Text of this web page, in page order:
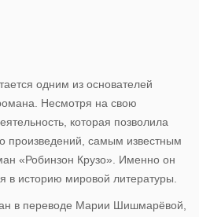
одним из основателей
Несмотря на свою
которая позволила
произведений, самым известным
«Робинзон Крузо». Именно он
в историю мировой литературы.
в переводе Марии Шишмарёвой,